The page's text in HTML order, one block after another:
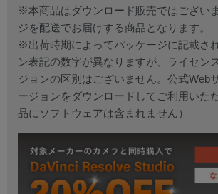
※本商品はダウンロード販売ではござい
ジを配送でお届けする商品となります。
※出荷時期によってパッケージに記載さ
ン表記の数字が異なりますが、ライセン
ジョンの区別はございません。公式Web
ージョンをダウンロードしてご利用いた
品にソフトウェアは含まれません）